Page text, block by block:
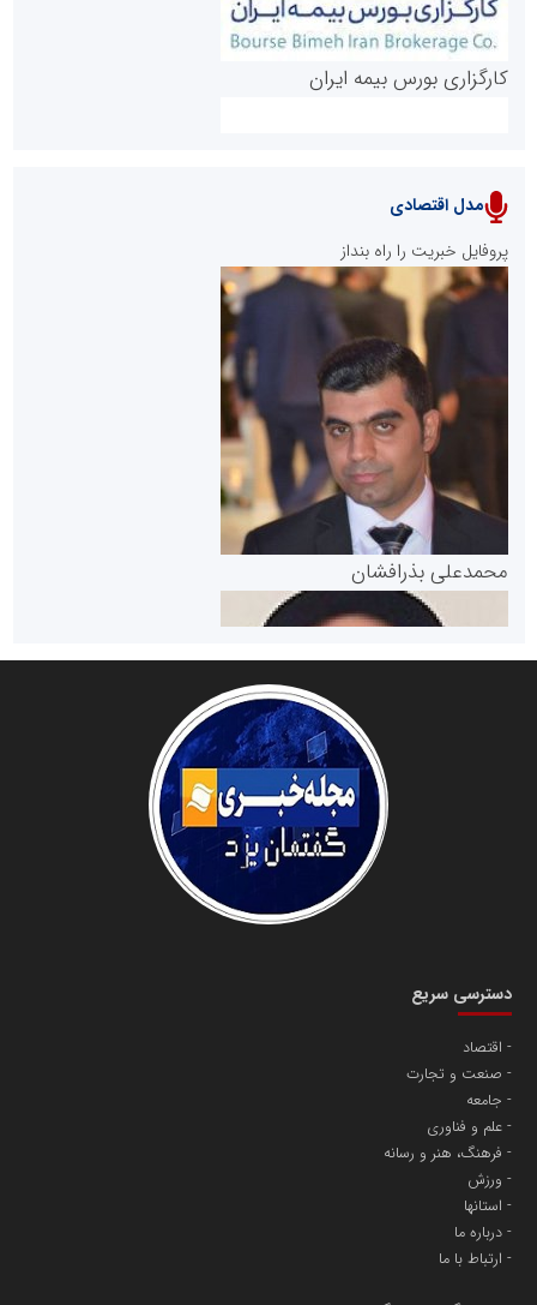
پایگاه خبری نهضت ملی مسکن
پایگاه خبری گفتمان یزد
دانشگاه سئوی ایران
پایگاه اطلاع رسانی اعتلای نهادهای مردمی
کارگزاری بورس بیمه ایران
سازمان بورس و اوراق بهادار
مرجع اخبار موثق در بازارسرمایه
سازمان صنعت،معدن و تجارت
آهن و فولاد غدیر ایرانیان
تامین آهن اسفنجی تولیدکنندگان فولاد در کشور
مدل اقتصادی
پروفایل خبریت را راه بنداز
محمدعلی بذرافشان
مریم حاج نوروز نظری
مسعودصادقی
دسترسی سریع
اقتصاد
صنعت و تجارت
جامعه
علم و فناوری
فرهنگ، هنر و رسانه
ورزش
استانها
درباره ما
ارتباط با ما